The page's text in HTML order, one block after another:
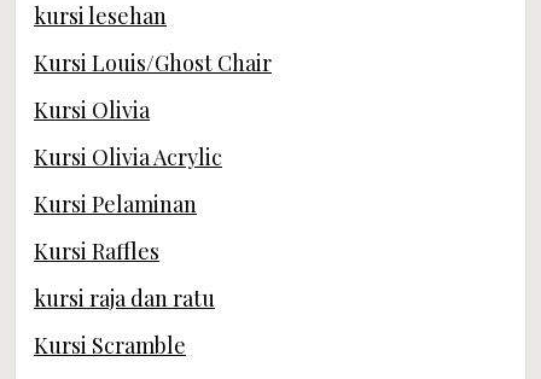
kursi lesehan
Kursi Louis/Ghost Chair
Kursi Olivia
Kursi Olivia Acrylic
Kursi Pelaminan
Kursi Raffles
kursi raja dan ratu
Kursi Scramble